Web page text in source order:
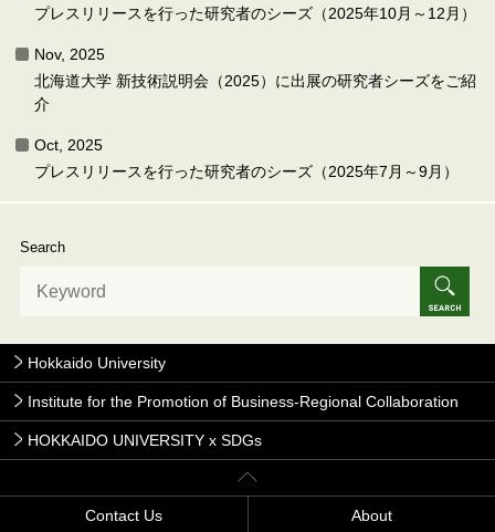
プレスリリースを行った研究者のシーズ（2025年10月～12月）
Nov, 2025
北海道大学 新技術説明会（2025）に出展の研究者シーズをご紹
介
Oct, 2025
プレスリリースを行った研究者のシーズ（2025年7月～9月）
Search
Hokkaido University
Institute for the Promotion of Business-Regional Collaboration
HOKKAIDO UNIVERSITY x SDGs
Contact Us About